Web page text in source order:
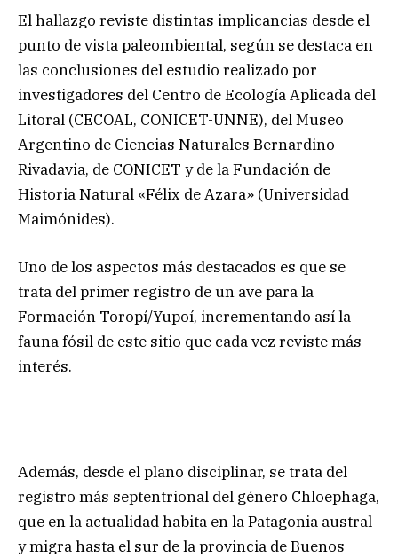
El hallazgo reviste distintas implicancias desde el
punto de vista paleombiental, según se destaca en
las conclusiones del estudio realizado por
investigadores del Centro de Ecología Aplicada del
Litoral (CECOAL, CONICET-UNNE), del Museo
Argentino de Ciencias Naturales Bernardino
Rivadavia, de CONICET y de la Fundación de
Historia Natural «Félix de Azara» (Universidad
Maimónides).
Uno de los aspectos más destacados es que se
trata del primer registro de un ave para la
Formación Toropí/Yupoí, incrementando así la
fauna fósil de este sitio que cada vez reviste más
interés.
Además, desde el plano disciplinar, se trata del
registro más septentrional del género Chloephaga,
que en la actualidad habita en la Patagonia austral
y migra hasta el sur de la provincia de Buenos